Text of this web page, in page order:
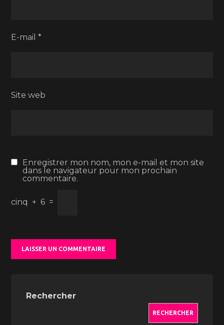
E-mail*
Site web
Enregistrer mon nom, mon e-mail et mon site
dans le navigateur pour mon prochain
commentaire.
cinq + 6 =
Rechercher
RECHERCHER